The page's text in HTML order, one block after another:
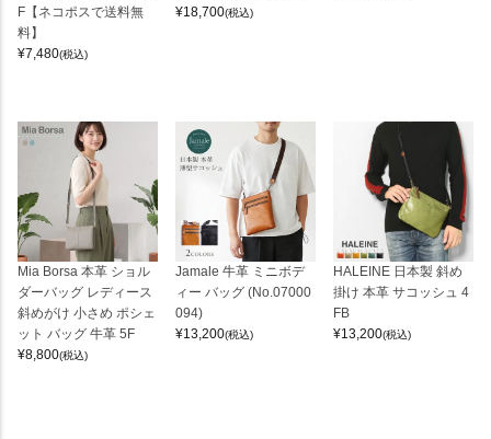
F【ネコポスで送料無
料】
¥7,480(税込)
¥18,700(税込)
Mia Borsa 本革 ショル
ダーバッグ レディース
斜めがけ 小さめ ポシェ
ット バッグ 牛革 5F
¥8,800(税込)
Jamale 牛革 ミニボデ
ィー バッグ (No.07000
094)
¥13,200(税込)
HALEINE 日本製 斜め
掛け 本革 サコッシュ 4
FB
¥13,200(税込)